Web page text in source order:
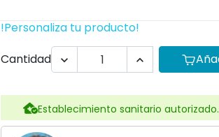
!Personaliza tu producto!
Cantidad
 
Establecimiento sanitario autorizado.